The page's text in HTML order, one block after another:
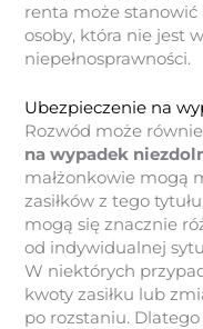
renta może stanowić
osoby, która nie jest
niepełnosprawności.
Ubezpieczenie na
Rozwód może
na wypadek
małżonkowie mogą
zasiłków z tego
mogą się znacznie
od indywidualnej
W niektórych
kwoty zasiłku lub
po rozstaniu.